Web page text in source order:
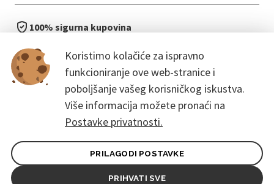
Koristimo kolačiće za ispravno
funkcioniranje ove web-stranice i
poboljšanje vašeg korisničkog iskustva.
Više informacija možete pronaći na
Postavke privatnosti.
PRILAGODI POSTAVKE
PRIHVATI SVE
100% sigurna kupovina
bez čekanja u redu
Opći uvjeti ugovora za kupce
Pravila zaštite osobnih podataka